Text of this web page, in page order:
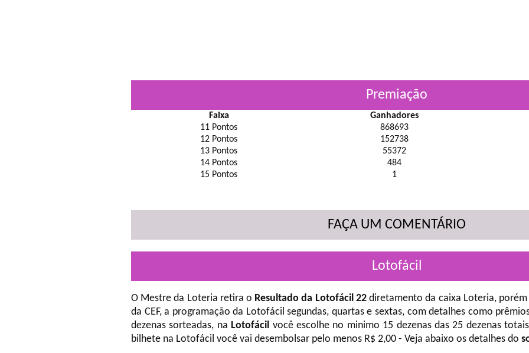
Premiação
Faixa Ganhadores
11 Pontos
868693
12 Pontos
152738
13 Pontos
55372
14 Pontos
484
15 Pontos
1
FAÇA UM COMENTÁRIO
Lotofácil
O Mestre da Loteria retira o Resultado da Lotofácil 22diretamento da caixa Loteria,
da CEF, a programação da Lotofácil segundas, quartas e sextas, com detalhes como
dezenas sorteadas, na Lotofácil você escolhe no minimo 15 dezenas das 25 dezenas
bilhete na Lotofácil você vai desembolsar pelo menos R$ 2,00 - Veja abaixo os detalhes do